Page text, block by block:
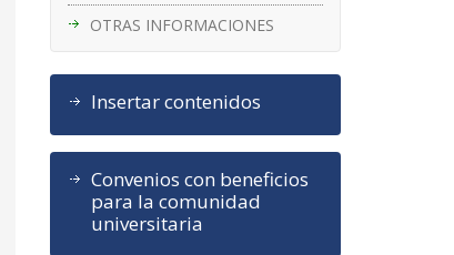
OTRAS INFORMACIONES
Insertar contenidos
Convenios con beneficios
para la comunidad
universitaria